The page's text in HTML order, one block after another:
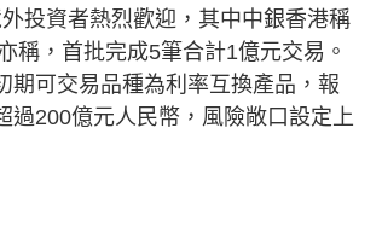
投資者熱烈歡迎，其中中銀香港稱
稱，首批完成5筆合計1億元交易。
可交易品種為利率互換產品，報
過200億元人民幣，風險敞口設定上